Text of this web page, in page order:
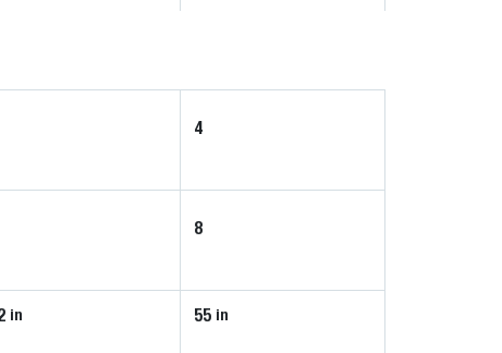
4
8
in 55 in